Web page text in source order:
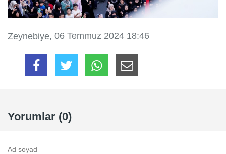
Zeynebiye, 06 Temmuz 2024 18:46
Yorumlar (0)